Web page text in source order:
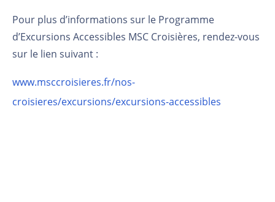
Pour plus d’informations sur le Programme
d’Excursions Accessibles MSC Croisières, rendez-vous
sur le lien suivant :
www.msccroisieres.fr/nos-
croisieres/excursions/excursions-accessibles